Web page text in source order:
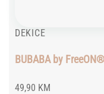
DEKICE
BUBABA by
49,90 KM